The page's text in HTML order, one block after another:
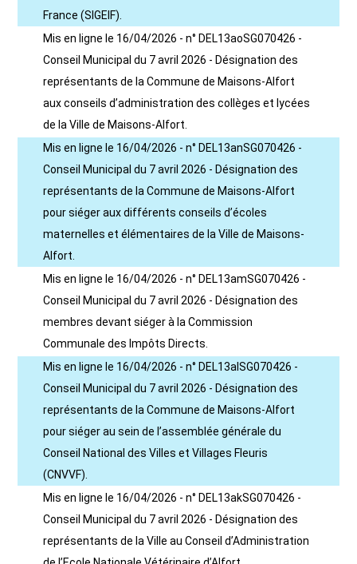
France (SIGEIF).
Mis en ligne le 16/04/2026 - n° DEL13aoSG070426 -
Conseil Municipal du 7 avril 2026 - Désignation des
représentants de la Commune de Maisons-Alfort
aux conseils d’administration des collèges et lycées
de la Ville de Maisons-Alfort.
Mis en ligne le 16/04/2026 - n° DEL13anSG070426 -
Conseil Municipal du 7 avril 2026 - Désignation des
représentants de la Commune de Maisons-Alfort
pour siéger aux différents conseils d’écoles
maternelles et élémentaires de la Ville de Maisons-
Alfort.
Mis en ligne le 16/04/2026 - n° DEL13amSG070426 -
Conseil Municipal du 7 avril 2026 - Désignation des
membres devant siéger à la Commission
Communale des Impôts Directs.
Mis en ligne le 16/04/2026 - n° DEL13alSG070426 -
Conseil Municipal du 7 avril 2026 - Désignation des
représentants de la Commune de Maisons-Alfort
pour siéger au sein de l’assemblée générale du
Conseil National des Villes et Villages Fleuris
(CNVVF).
Mis en ligne le 16/04/2026 - n° DEL13akSG070426 -
Conseil Municipal du 7 avril 2026 - Désignation des
représentants de la Ville au Conseil d’Administration